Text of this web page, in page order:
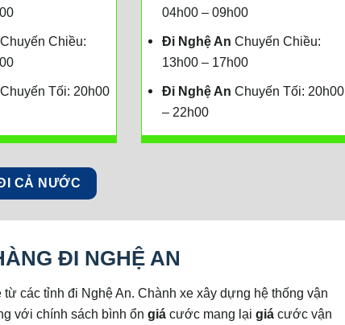
Chuyến Chiều:
Chuyến Tối: 20h00
04h00 – 09h00
Đi Nghệ An Chuyến Chiều:
13h00 – 17h00
Đi Nghệ An Chuyến Tối: 20h00
– 22h00
CẢ NƯỚC
ĐI NGHỆ AN
các tỉnh đi Nghệ An. Chành xe xây dựng hệ thống vận
với chính sách bình ổn giá cước mang lại giá cước vận